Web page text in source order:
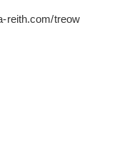
reith.com/treow